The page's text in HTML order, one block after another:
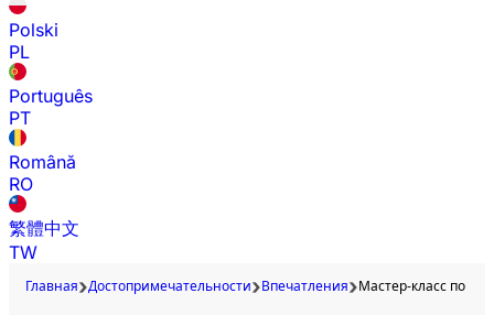
Polski
PL
Português
PT
Română
RO
繁體中文
TW
Главная Достопримечательности Впечатления Мастер‑класс по